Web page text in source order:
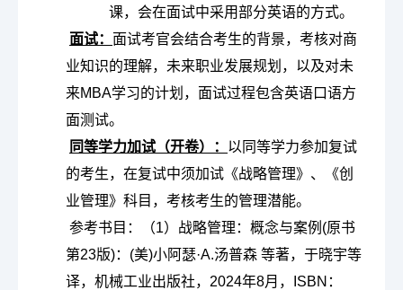
课，会在面试中采用部分英语的方式。
面试： 面试考官会结合考生的背景，考核对商
业知识的理解，未来职业发展规划，以及对未
来MBA学习的计划，面试过程包含英语口语方
面测试。
同等学力加试（开卷）： 以同等学力参加复试
的考生，在复试中须加试《战略管理》、《创
业管理》科目，考核考生的管理潜能。
参考书目：（1）战略管理：概念与案例(原书
第23版)：(美)小阿瑟·A.汤普森 等著，于晓宇等
译，机械工业出版社，2024年8月，ISBN：